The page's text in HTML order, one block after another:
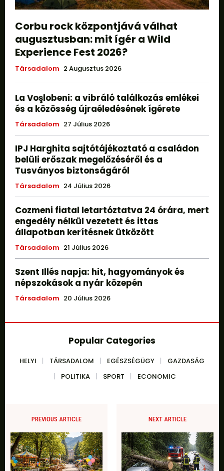
Corbu rock központjává válhat
augusztusban: mit ígér a Wild
Experience Fest 2026?
Társadalom 2 Augusztus 2026
La Voşlobeni: a vibráló találkozás emlékei
és a közösség újraéledésének ígérete
Társadalom 27 Július 2026
IPJ Harghita sajtótájékoztató a családon
belüli erőszak megelőzéséről és a
Tusványos biztonságáról
Társadalom 24 Július 2026
Cozmeni fiatal letartóztatva 24 órára, mert
engedély nélkül vezetett és ittas
állapotban kerítésnek ütközött
Társadalom 21 Július 2026
Szent Illés napja: hit, hagyományok és
népszokások a nyár közepén
Társadalom 20 Július 2026
Popular Categories
HELYI TÁRSADALOM EGÉSZSÉGÜGY
GAZDASÁG
POLITIKA
SPORT ECONOMIC
PREVIOUS ARTICLE NEXT ARTICLE